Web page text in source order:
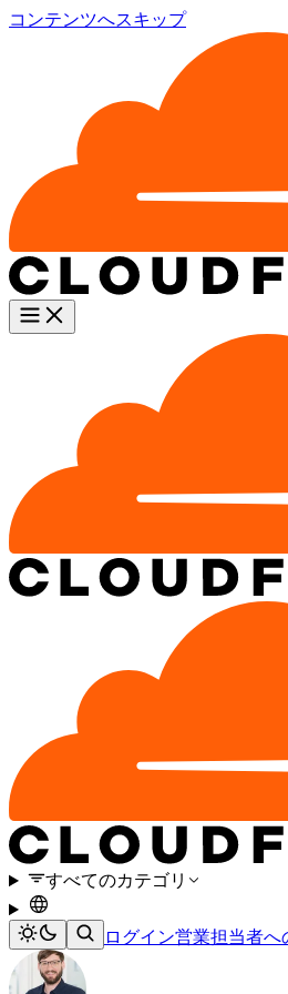
コンテンツへスキップ
すべてのカテゴリ
ログイン営業担当者へ